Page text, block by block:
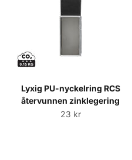
Lyxig PU-nyckelring RCS
återvunnen zinklegering
Sale price
23 kr